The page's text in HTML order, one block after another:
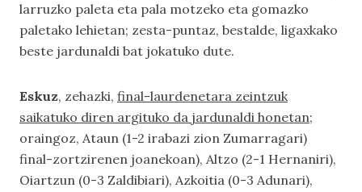
larruzko paleta eta pala motzeko eta gomazko
paletako lehietan; zesta-puntaz, bestalde, ligaxkako
beste jardunaldi bat jokatuko dute.
Eskuz, zehazki, final-laurdenetara zeintzuk
saikatuko diren argituko da jardunaldi honetan;
oraingoz, Ataun (1-2 irabazi zion Zumarragari)
final-zortzirenen joanekoan), Altzo (2-1 Hernaniri),
Oiartzun (0-3 Zaldibiari), Azkoitia (0-3 Adunari),